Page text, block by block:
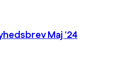
Maj '24